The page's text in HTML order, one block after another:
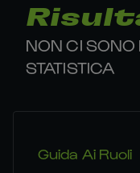
NON CI SONO
STATISTICA
Guida Ai Ruoli